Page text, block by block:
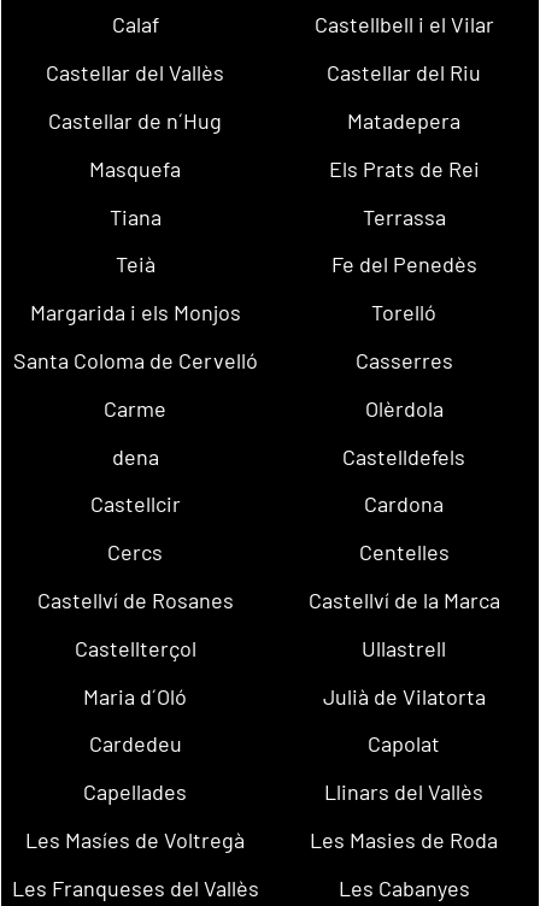
Calaf
Castellbell i el Vilar
Castellar del Vallès
Castellar del Riu
Castellar de n´Hug
Matadepera
Masquefa
Els Prats de Rei
Tiana
Terrassa
Teià
Fe del Penedès
Margarida i els Monjos
Torelló
Santa Coloma de Cervelló
Casserres
Carme
Olèrdola
dena
Castelldefels
Castellcir
Cardona
Cercs
Centelles
Castellví de Rosanes
Castellví de la Marca
Castellterçol
Ullastrell
Maria d´Oló
Julià de Vilatorta
Cardedeu
Capolat
Capellades
Llinars del Vallès
Les Masíes de Voltregà
Les Masies de Roda
Les Franqueses del Vallès
Les Cabanyes